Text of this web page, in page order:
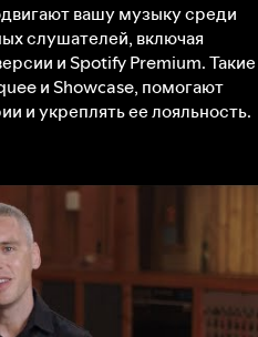
вашу музыку среди
слушателей, включая
и Spotify Premium. Такие
и Showcase, помогают
и укреплять ее лояльность.